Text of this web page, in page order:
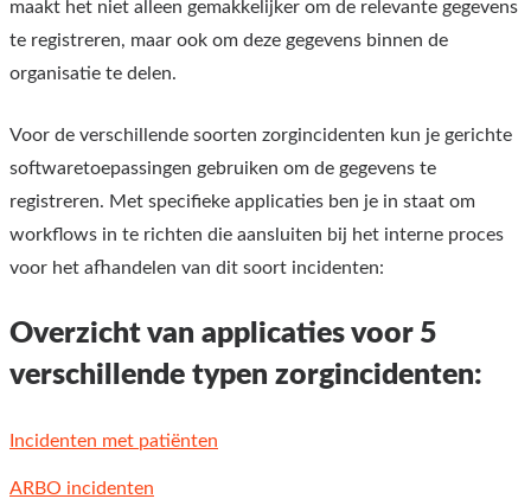
maakt het niet alleen gemakkelijker om de relevante gegevens
te registreren, maar ook om deze gegevens binnen de
organisatie te delen.
Voor de verschillende soorten zorgincidenten kun je gerichte
softwaretoepassingen gebruiken om de gegevens te
registreren. Met specifieke applicaties ben je in staat om
workflows in te richten die aansluiten bij het interne proces
voor het afhandelen van dit soort incidenten:
Overzicht van applicaties voor 5
verschillende typen zorgincidenten:
Incidenten met patiënten
ARBO incidenten